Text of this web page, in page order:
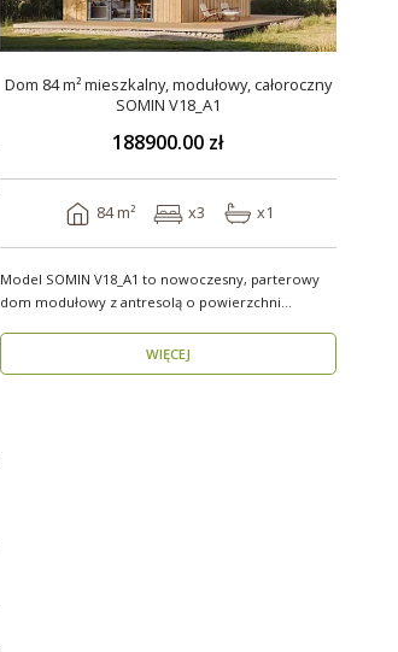
Dom 84 m² mieszkalny, modułowy, całoroczny
SOMIN V18_A1
188900.00 zł
84 m² x3 x1
Model SOMIN V18_A1 to nowoczesny, parterowy
dom modułowy z antresolą o powierzchni
WIĘCEJ